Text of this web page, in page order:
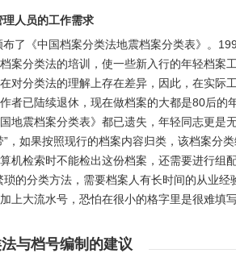
人员的工作需求
了《中国档案分类法地震档案分类表》。
案分类法的培训，使一些新入行的年轻档案
对分类法的理解上存在差异，因此，在实际
者已陆续退休，现在做档案的大都是80后的
地震档案分类表》都已遗失，年轻同志更是
”，如果按照现行的档案内容归类，该档案分
机检索时不能检出这份档案，还需要进行组
的分类方法，需要档案人有长时间的从业
上大流水号，恐怕在很小的格字里是很难填写
与档号编制的建议